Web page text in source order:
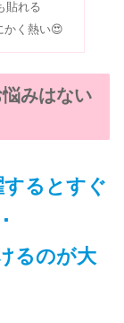
貼れる
かく熱い😍
みはない
るとすぐ
るのが大